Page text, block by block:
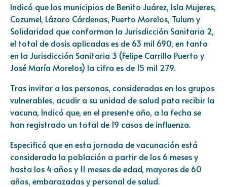
Indicó que los municipios de Benito Juárez, Isla Mujeres,
Cozumel, Lázaro Cárdenas, Puerto Morelos, Tulum y
Solidaridad que conforman la Jurisdicción Sanitaria 2,
el total de dosis aplicadas es de 63 mil 690, en tanto
en la Jurisdicción Sanitaria 3 (Felipe Carrillo Puerto y
José María Morelos) la cifra es de 15 mil 279.
Tras invitar a las personas, consideradas en los grupos
vulnerables, acudir a su unidad de salud pata recibir la
vacuna, Indicó que, en el presente año, a la fecha se
han registrado un total de 19 casos de influenza.
Especificó que en esta jornada de vacunación está
considerada la población a partir de los 6 meses y
hasta los 4 años y 11 meses de edad, mayores de 60
años, embarazadas y personal de salud.